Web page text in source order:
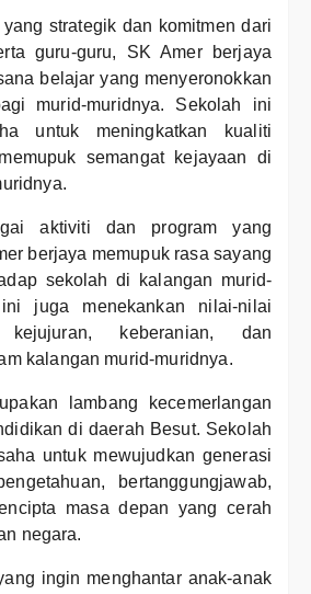
strategik dan komitmen dari
guru-guru, SK Amer berjaya
belajar yang menyeronokkan
murid-muridnya. Sekolah ini
untuk meningkatkan kualiti
semangat kejayaan di
aktiviti dan program yang
berjaya memupuk rasa sayang
sekolah di kalangan murid-
juga menekankan nilai-nilai
keberanian, dan
kalangan murid-muridnya.
lambang kecemerlangan
di daerah Besut. Sekolah
untuk mewujudkan generasi
bertanggungjawab,
masa depan yang cerah
negara.
ingin menghantar anak-anak